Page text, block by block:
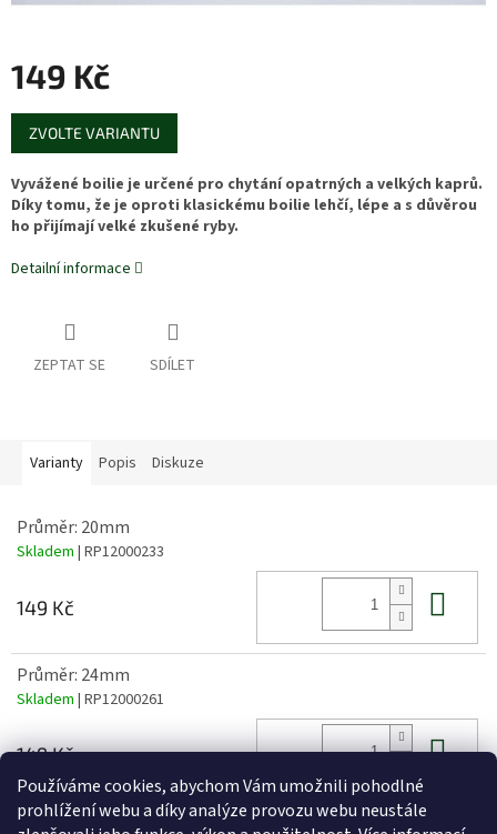
Používáme cookies, abychom Vám umožnili pohodlné
prohlížení webu a díky analýze provozu webu neustále
149 Kč
Měrná
cena:
ZVOLTE VARIANTU
Vyvážené boilie je určené pro chytání opatrných a velkých kaprů.
Díky tomu, že je oproti klasickému boilie lehčí, lépe a s důvěrou
ho přijímají velké zkušené ryby.
Detailní informace
ZEPTAT SE SDÍLET
Varianty Popis Diskuze
Průměr: 20mm
Skladem | RP12000233
149 Kč
Průměr: 24mm
Skladem | RP12000261
149 Kč Do